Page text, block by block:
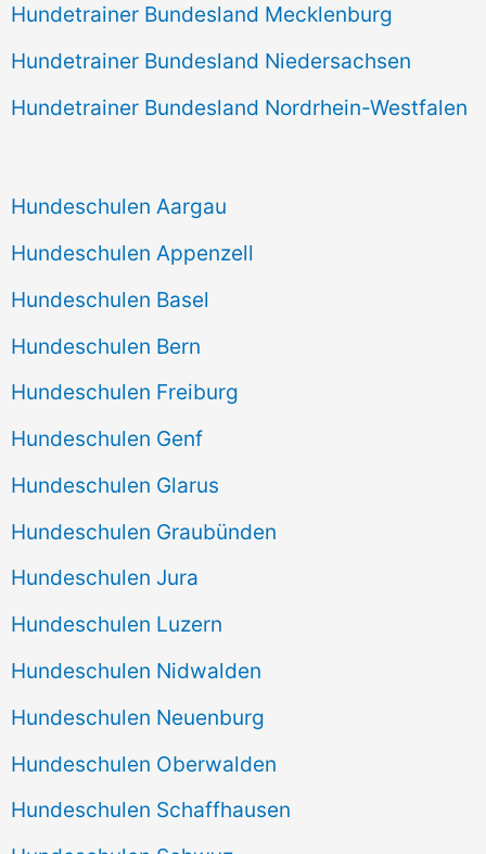
Hundetrainer Bundesland Mecklenburg
Hundetrainer Bundesland Niedersachsen
Hundetrainer Bundesland Nordrhein-Westfalen
Hundeschulen Aargau
Hundeschulen Appenzell
Hundeschulen Basel
Hundeschulen Bern
Hundeschulen Freiburg
Hundeschulen Genf
Hundeschulen Glarus
Hundeschulen Graubünden
Hundeschulen Jura
Hundeschulen Luzern
Hundeschulen Nidwalden
Hundeschulen Neuenburg
Hundeschulen Oberwalden
Hundeschulen Schaffhausen